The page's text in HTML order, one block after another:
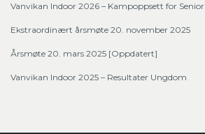
Vanvikan Indoor 2026 – Kampoppsett for Senior
Ekstraordinært årsmøte 20. november 2025
Årsmøte 20. mars 2025 [Oppdatert]
Vanvikan Indoor 2025 – Resultater Ungdom